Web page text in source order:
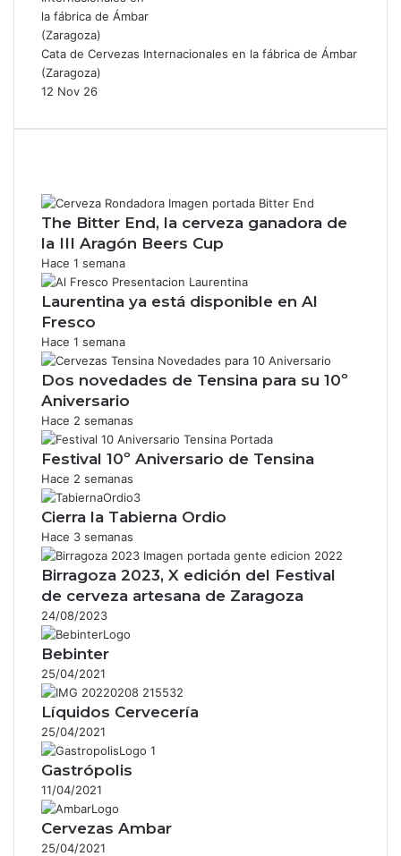
Cata de Cervezas Internacionales en la fábrica de Ámbar
(Zaragoza)
12 Nov 26
The Bitter End, la cerveza ganadora de
la III Aragón Beers Cup
Hace 1 semana
Laurentina ya está disponible en Al
Fresco
Hace 1 semana
Dos novedades de Tensina para su 10º
Aniversario
Hace 2 semanas
Festival 10º Aniversario de Tensina
Hace 2 semanas
Cierra la Tabierna Ordio
Hace 3 semanas
Birragoza 2023, X edición del Festival
de cerveza artesana de Zaragoza
24/08/2023
Bebinter
25/04/2021
Líquidos Cervecería
25/04/2021
Gastrópolis
11/04/2021
Cervezas Ambar
25/04/2021